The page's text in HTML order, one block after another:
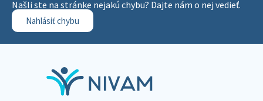
Našli ste na stránke nejakú chybu? Dajte nám o nej vedieť.
Nahlásiť chybu